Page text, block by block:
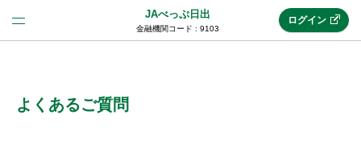
JAべっぷ日出
金融機関コード : 9103
(法人JAネットバンク)
ログイン
よくあるご質問